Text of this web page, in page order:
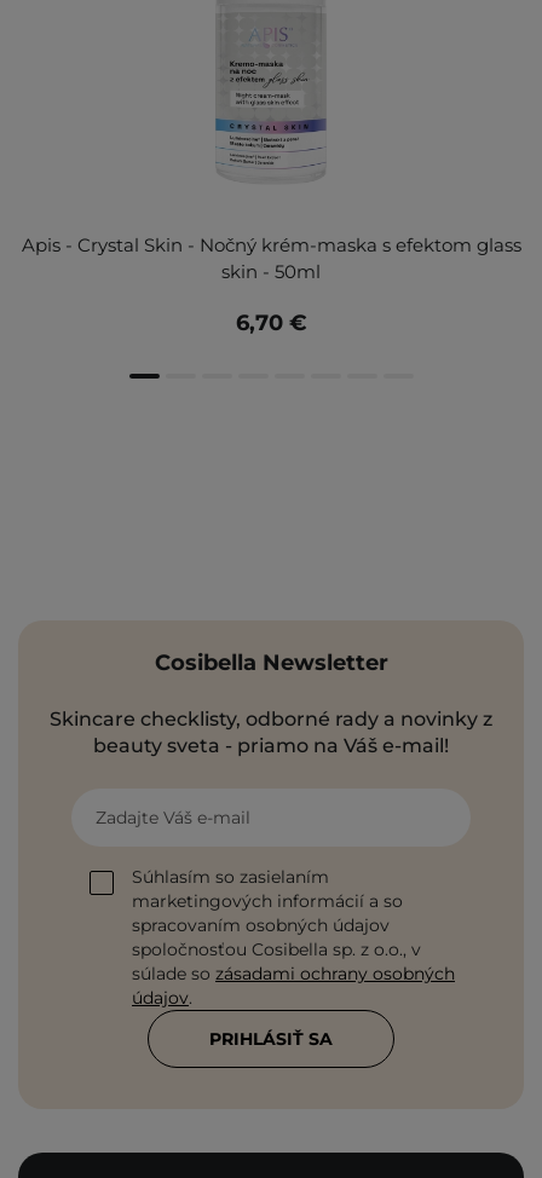
Apis - Crystal Skin - Nočný krém-maska s efektom glass
skin - 50ml
6,70 €
Cosibella Newsletter
Skincare checklisty, odborné rady a novinky z
beauty sveta - priamo na Váš e-mail!
Zadajte Váš e-mail
Súhlasím so zasielaním
marketingových informácií a so
spracovaním osobných údajov
spoločnosťou Cosibella sp. z o.o., v
súlade so zásadami ochrany osobných
údajov.
PRIHLÁSIŤ SA